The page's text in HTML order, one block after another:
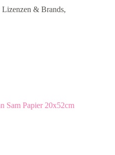
Lizenzen & Brands,